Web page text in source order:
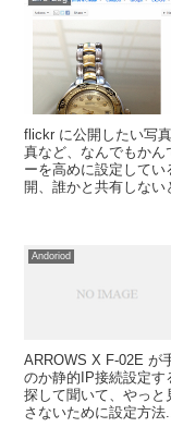
flickr に公開したい写
真など、なんでもか
ーを高めに設定して
開、誰かと共有しな
Andoriod
ARROWS X F-02E が
のか静的IP接続設定す
探して聞いて、やっ
さないために設定方法...